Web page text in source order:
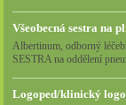
Všeobecná sestra na
Albertinum, odborný
SESTRA na oddělení
Logoped/klinický